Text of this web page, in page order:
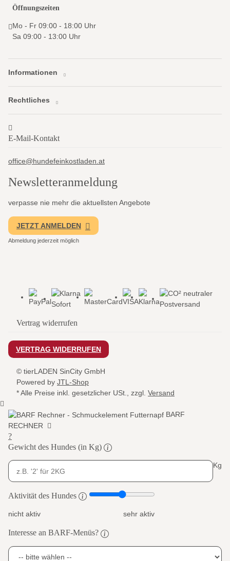
Öffnungszeiten
Mo - Fr 09:00 - 18:00 Uhr
Sa 09:00 - 13:00 Uhr
Informationen
Rechtliches
E-Mail-Kontakt
office@hundefeinkostladen.at
Newsletter­anmeldung
verpasse nie mehr die aktuellsten Angebote
JETZT ANMELDEN
Abmeldung jederzeit möglich
Vertrag widerrufen
VERTRAG WIDERRUFEN
© tierLADEN SinCity GmbH
Powered by JTL-Shop
* Alle Preise inkl. gesetzlicher USt., zzgl. Versand
BARF
RECHNER
?
Gewicht des Hundes (in Kg)
Kg
Aktivität des Hundes
nicht aktiv sehr aktiv
Interesse an BARF-Menüs?